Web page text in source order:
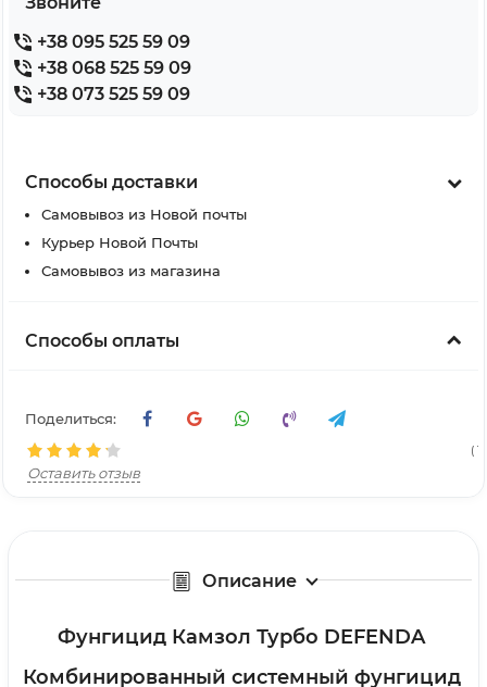
+38 095 525 59 09
+38 068 525 59 09
+38 073 525 59 09
Способы доставки
Самовывоз из Новой почты
Курьер Новой Почты
Самовывоз из магазина
Способы оплаты
Поделиться:
(
Оставить отзыв
Описание
Фунгицид Камзол Турбо DEFENDA
Комбинированный системный фунгицид